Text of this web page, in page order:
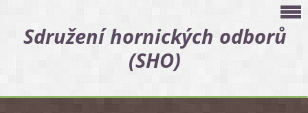
Sdružení hornických odborů
(SHO)